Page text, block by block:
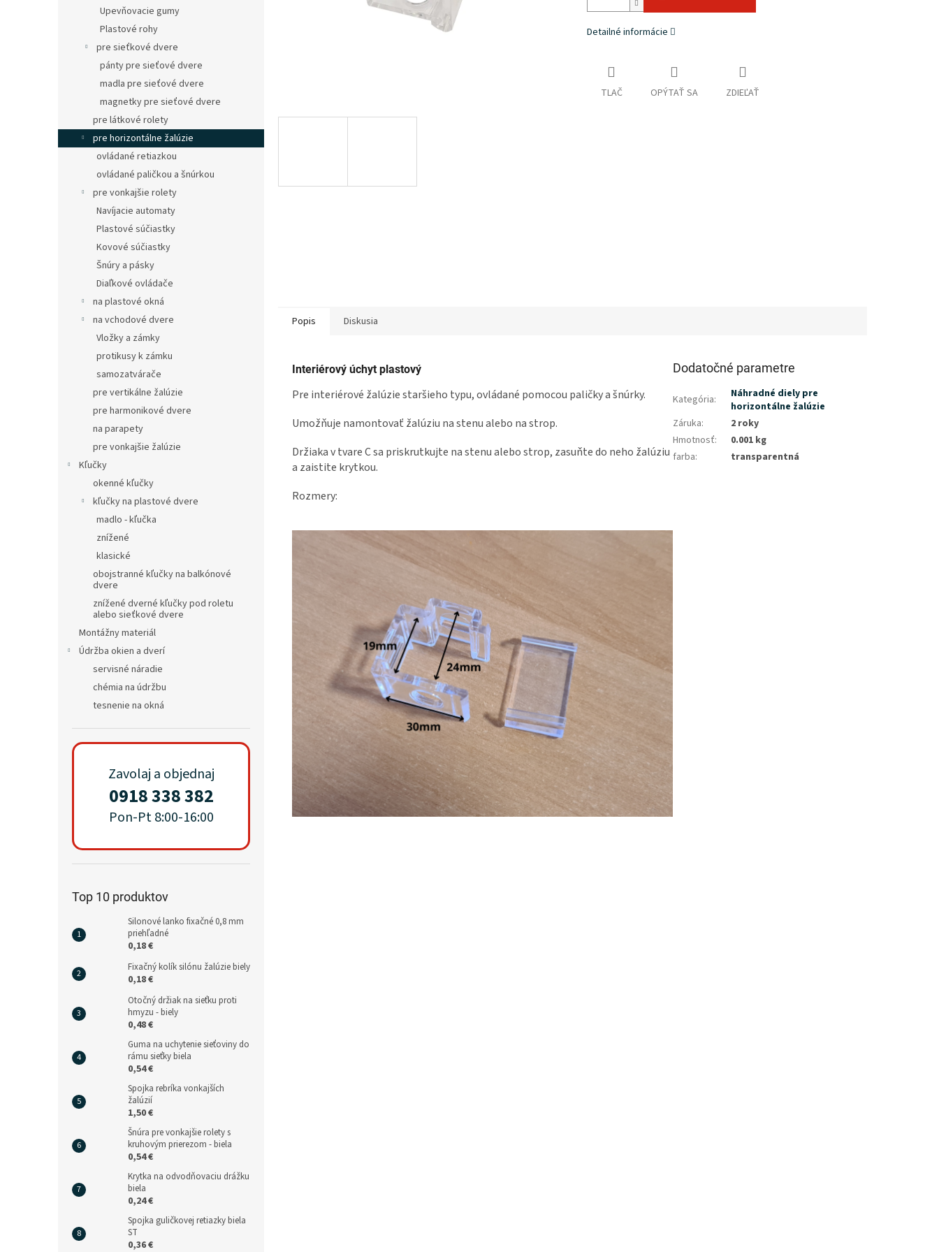
Upevňovacie gumy
Plastové rohy
pre sieťkové dvere
pánty pre sieťové dvere
madla pre sieťové dvere
magnetky pre sieťové dvere
pre látkové rolety
pre horizontálne žalúzie
ovládané retiazkou
ovládané paličkou a šnúrkou
pre vonkajšie rolety
Navíjacie automaty
Plastové súčiastky
Kovové súčiastky
Šnúry a pásky
Diaľkové ovládače
na plastové okná
na vchodové dvere
Vložky a zámky
protikusy k zámku
samozatvárače
pre vertikálne žalúzie
pre harmonikové dvere
na parapety
pre vonkajšie žalúzie
Kľučky
okenné kľučky
kľučky na plastové dvere
madlo - kľučka
znížené
klasické
obojstranné kľučky na balkónové
dvere
znížené dverné kľučky pod roletu
alebo sieťkové dvere
Montážny materiál
Údržba okien a dverí
servisné náradie
chémia na údržbu
tesnenie na okná
Zavolaj a objednaj
0918 338 382
Pon-Pt 8:00-16:00
Top 10 produktov
Silonové lanko fixačné 0,8 mm
priehľadné
0,18 €
Fixačný kolík silónu žalúzie biely
0,18 €
Otočný držiak na sieťku proti
hmyzu - biely
0,48 €
Guma na uchytenie sieťoviny do
rámu sieťky biela
0,54 €
Spojka rebríka vonkajších
žalúzií
1,50 €
Šnúra pre vonkajšie rolety s
kruhovým prierezom - biela
0,54 €
Krytka na odvodňovaciu drážku
biela
0,24 €
Spojka guličkovej retiazky biela
ST
0,36 €
Detailné informácie
TLAČ OPÝTAŤ SA ZDIEĽAŤ
Popis Diskusia
Interiérový úchyt plastový
Pre interiérové žalúzie staršieho typu, ovládané pomocou paličky a šnúrky.
Umožňuje namontovať žalúziu na stenu alebo na strop.
Držiaka v tvare C sa priskrutkujte na stenu alebo strop, zasuňte do neho žalúziu
a zaistite krytkou.
Rozmery:
Dodatočné parametre
Kategória:
Náhradné diely pre
horizontálne žalúzie
Záruka:
2 roky
Hmotnosť:
0.001 kg
farba: transparentná